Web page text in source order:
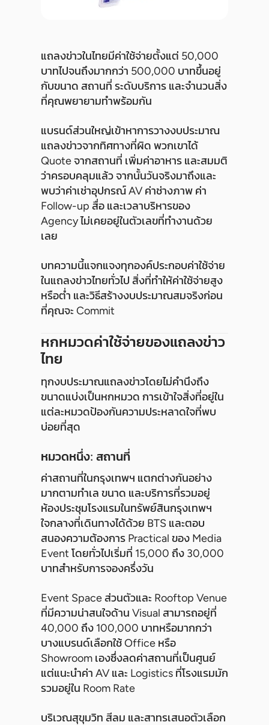
แถลงข่าวในไทยมีค่าใช้จ่ายตั้งแต่ 50,000
บาทไปจนถึงมากกว่า 500,000 บาทขึ้นอยู่
กับขนาด สถานที่ ระดับบริการ และจำนวนสิ่ง
ที่คุณพยายามทำพร้อมกัน
แบรนด์ส่วนใหญ่เข้าหาการวางงบประมาณ
แถลงข่าวจากทิศทางที่ผิด พวกเขาได้
Quote จากสถานที่ เพิ่มค่าอาหาร และสมมติ
ว่าครอบคลุมแล้ว จากนั้นวันจริงมาถึงและ
พบว่าค่าเช่าอุปกรณ์ AV ค่าช่างภาพ ค่า
Follow-up สื่อ และเวลาบริหารของ
Agency ไม่เคยอยู่ในตัวเลขที่ทำงานด้วย
เลย
บทความนี้แจกแจงทุกองค์ประกอบค่าใช้จ่าย
ในแถลงข่าวไทยทั่วไป สิ่งที่ทำให้ค่าใช้จ่ายสูง
หรือต่ำ และวิธีสร้างงบประมาณสมจริงก่อน
ที่คุณจะ Commit
หกหมวดค่าใช้จ่ายของแถลงข่าว
ไทย
ทุกงบประมาณแถลงข่าวโดยไม่คำนึงถึง
ขนาดแบ่งเป็นหกหมวด การเข้าใจสิ่งที่อยู่ใน
แต่ละหมวดป้องกันความประหลาดใจที่พบ
บ่อยที่สุด
หมวดหนึ่ง: สถานที่
ค่าสถานที่ในกรุงเทพฯ แตกต่างกันอย่าง
มากตามทำเล ขนาด และบริการที่รวมอยู่
ห้องประชุมโรงแรมในทรัพย์สินกรุงเทพฯ
ใจกลางที่เดินทางได้ด้วย BTS และตอบ
สนองความต้องการ Practical ของ Media
Event โดยทั่วไปเริ่มที่ 15,000 ถึง 30,000
บาทสำหรับการจองครึ่งวัน
Event Space ส่วนตัวและ Rooftop Venue
ที่มีความน่าสนใจด้าน Visual สามารถอยู่ที่
40,000 ถึง 100,000 บาทหรือมากกว่า
บางแบรนด์เลือกใช้ Office หรือ
Showroom เองซึ่งลดค่าสถานที่เป็นศูนย์
แต่แนะนำค่า AV และ Logistics ที่โรงแรมมัก
รวมอยู่ใน Room Rate
บริเวณสุขุมวิท สีลม และสาทรเสนอตัวเลือก